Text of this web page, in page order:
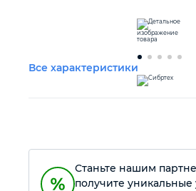
Столярный инструмент
Силовое оборудование
Все характеристики
Станьте нашим
получите уникальные